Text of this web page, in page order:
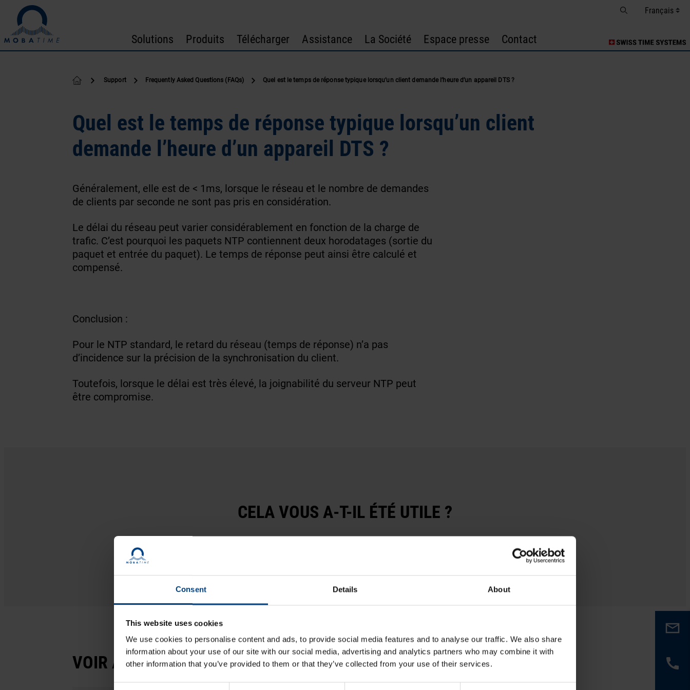
Consent Details About
This website uses cookies
We use cookies to personalise content and ads, to provide social media features and to analyse our traffic. We also share
information about your use of our site with our social media, advertising and analytics partners who may combine it with
other information that you’ve provided to them or that they’ve collected from your use of their services.
Passer au contenu
Solutions Produits Télécharger Assistance La Société Espace presse Contact
Support Frequently Asked Questions (FAQs) Quel est le temps de réponse typique lorsqu’un client demande l’heure d’un appareil DTS ?
Quel est le temps de réponse typique lorsqu’un client
demande l’heure d’un appareil DTS ?
Généralement, elle est de < 1ms, lorsque le réseau et le nombre de demandes
de clients par seconde ne sont pas pris en considération.
Le délai du réseau peut varier considérablement en fonction de la charge de
trafic. C’est pourquoi les paquets NTP contiennent deux horodatages (sortie du
paquet et entrée du paquet). Le temps de réponse peut ainsi être calculé et
compensé.
Conclusion :
Pour le NTP standard, le retard du réseau (temps de réponse) n’a pas
d’incidence sur la précision de la synchronisation du client.
Toutefois, lorsque le délai est très élevé, la joignabilité du serveur NTP peut
être compromise.
CELA VOUS A-T-IL ÉTÉ UTILE ?
VOIR AUSSI